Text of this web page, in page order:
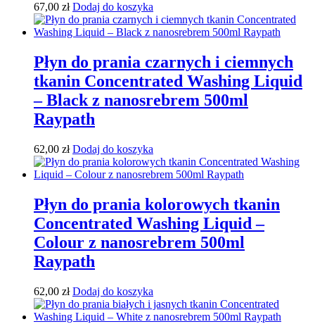
67,00 zł Dodaj do koszyka
Płyn do prania czarnych i ciemnych
tkanin Concentrated Washing Liquid
– Black z nanosrebrem 500ml
Raypath
62,00 zł Dodaj do koszyka
Płyn do prania kolorowych tkanin
Concentrated Washing Liquid –
Colour z nanosrebrem 500ml
Raypath
62,00 zł Dodaj do koszyka